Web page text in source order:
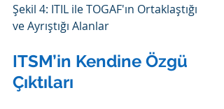
Şekil 4: ITIL ile TOGAF'ın Ortaklaştığı
ve Ayrıştığı Alanlar
ITSM’in Kendine Özgü
Çıktıları